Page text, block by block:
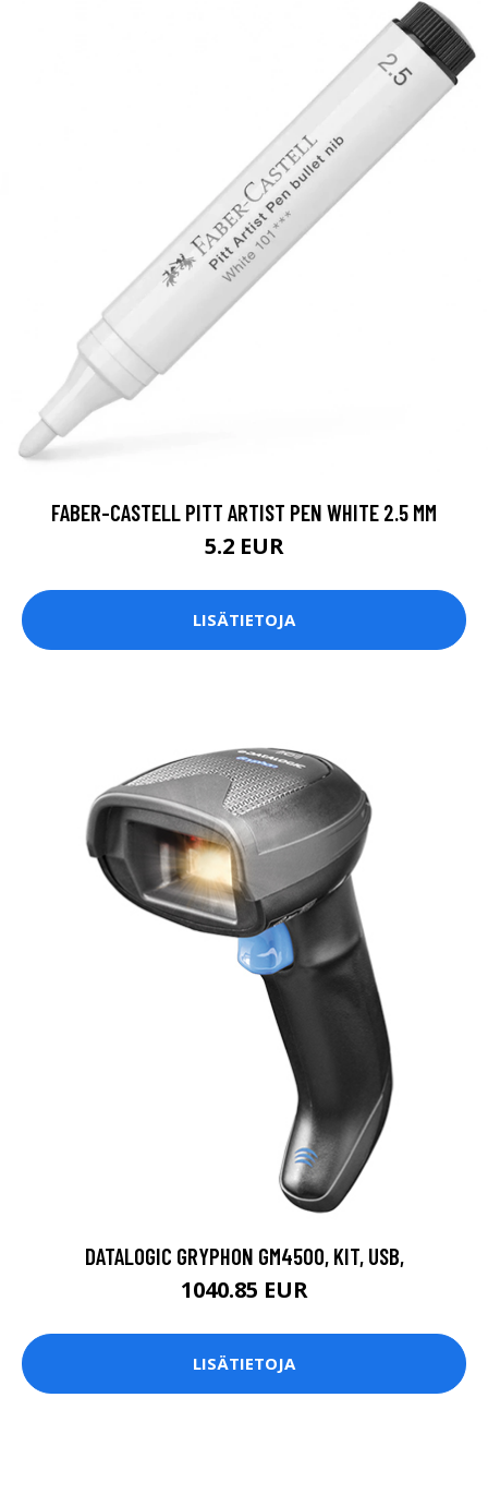
FABER-CASTELL PITT ARTIST PEN WHITE 2.5 MM
5.2 EUR
LISÄTIETOJA
DATALOGIC GRYPHON GM4500, KIT, USB,
1040.85 EUR
LISÄTIETOJA